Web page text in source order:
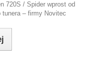
720S / Spider wprost od
tunera – firmy Novitec